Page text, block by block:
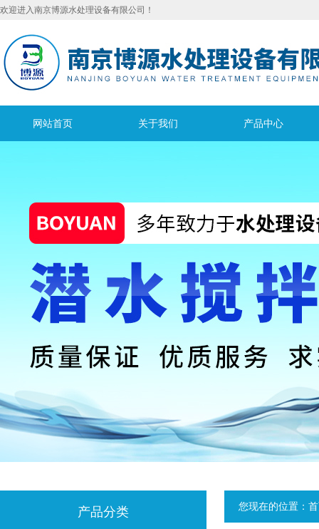
欢迎进入南京博源水处理设备有限公司！
网站首页 关于我们 产品中心
产品分类 您现在的位置：